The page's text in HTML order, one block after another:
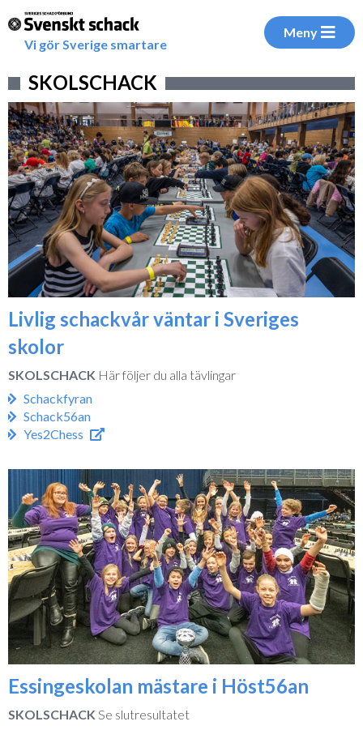
Vi gör Sverige smartare
Meny
SKOLSCHACK
Livlig schackvår väntar i Sveriges
skolor
SKOLSCHACK Här följer du alla tävlingar
Schackfyran
Schack56an
Yes2Chess
Essingeskolan mästare i Höst56an
SKOLSCHACK Se slutresultatet